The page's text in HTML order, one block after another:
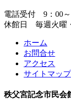
電話受付 9：00～
休館日 毎週火曜
ホーム
お問合せ
アクセス
サイトマップ
秩父宮記念市民会